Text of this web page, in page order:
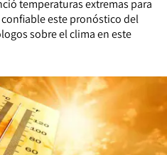
temperaturas extremas para
este pronóstico del
sobre el clima en este